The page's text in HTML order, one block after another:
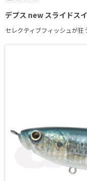
デプス new スライドス
セレクティブフィッシュが狂